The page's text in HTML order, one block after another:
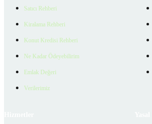
Satıcı Rehberi
Kiralama Rehberi
Konut Kredisi Rehberi
Ne Kadar Ödeyebilirim
Emlak Değeri
Verilerimiz